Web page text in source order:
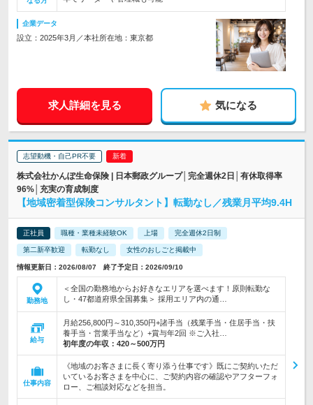
企業データ
設立：2025年3月／本社所在地：東京都
求人詳細を見る 気になる
志望動機・自己PR不要
株式会社かんぽ生命保険 | 日本郵政グループ│完全週休2日│有休取得率
96%│充実の育成制度
【地域密着型保険コンサルタント】転勤なし／残業月平均9.4H
正社員 職種・業種未経験OK 上場 完全週休2日制
第二新卒歓迎 転勤なし 女性のおしごと掲載中
情報更新日：2026/08/07 終了予定日：2026/09/10
勤務地
＜全国の勤務地からお好きなエリアを選べます！原則転勤な
し・47都道府県全国募集＞ 採用エリア内の通…
給与
月給256,800円～310,350円+諸手当（残業手当・住居手当・扶
養手当・営業手当など）+賞与年2回 ※ご入社…
初年度の年収： 420～500万円
仕事内容
《地域のお客さまに長く寄り添う仕事です》既にご契約いただ
いているお客さまを中心に、ご契約内容の確認やアフターフォ
ロー、ご相談対応などを担当。